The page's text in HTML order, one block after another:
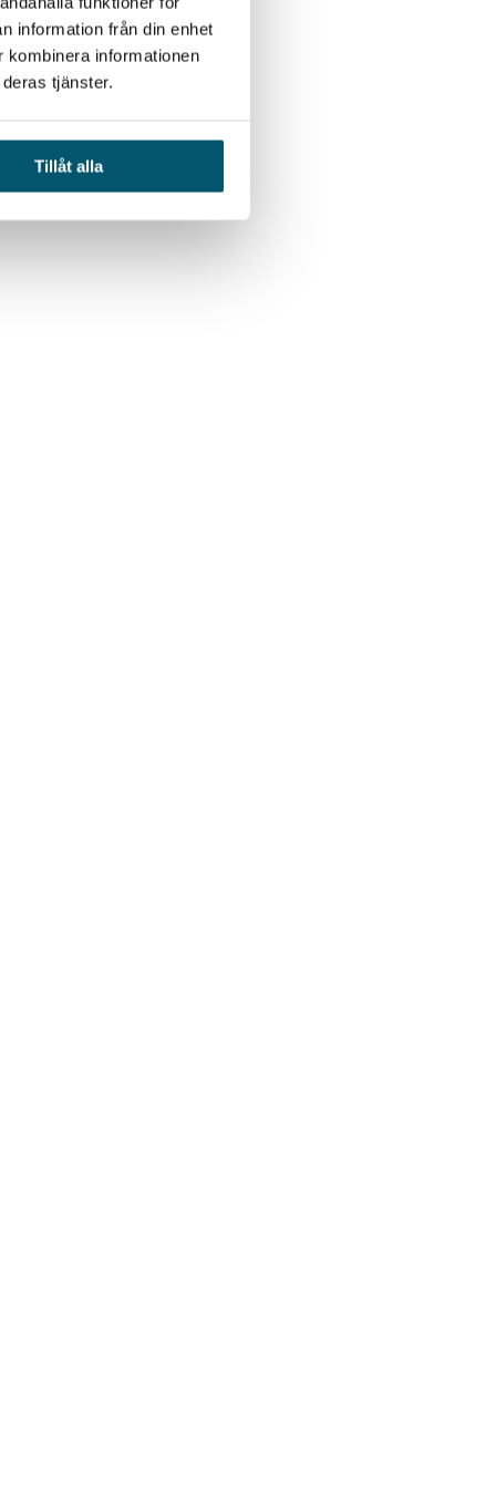
information från din enhet
informationen
tjänster.
Tillåt alla